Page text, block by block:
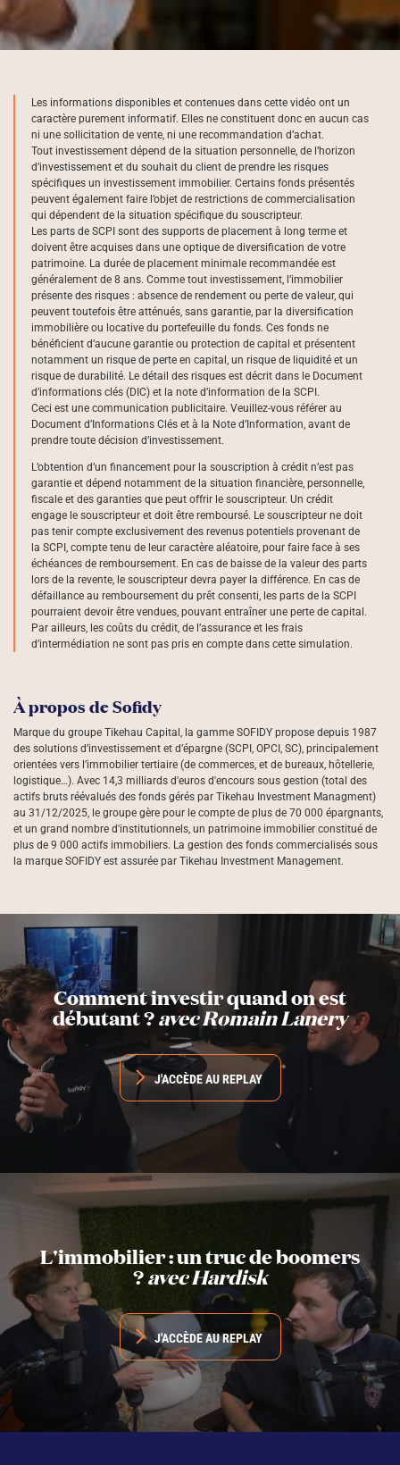
Les informations disponibles et contenues dans cette vidéo ont un
caractère purement informatif. Elles ne constituent donc en aucun cas
ni une sollicitation de vente, ni une recommandation d’achat.
Tout investissement dépend de la situation personnelle, de l’horizon
d’investissement et du souhait du client de prendre les risques
spécifiques un investissement immobilier. Certains fonds présentés
peuvent également faire l’objet de restrictions de commercialisation
qui dépendent de la situation spécifique du souscripteur.
Les parts de SCPI sont des supports de placement à long terme et
doivent être acquises dans une optique de diversification de votre
patrimoine. La durée de placement minimale recommandée est
généralement de 8 ans. Comme tout investissement, l’immobilier
présente des risques : absence de rendement ou perte de valeur, qui
peuvent toutefois être atténués, sans garantie, par la diversification
immobilière ou locative du portefeuille du fonds. Ces fonds ne
bénéficient d’aucune garantie ou protection de capital et présentent
notamment un risque de perte en capital, un risque de liquidité et un
risque de durabilité. Le détail des risques est décrit dans le Document
d’informations clés (DIC) et la note d’information de la SCPI.
Ceci est une communication publicitaire. Veuillez-vous référer au
Document d’Informations Clés et à la Note d’Information, avant de
prendre toute décision d’investissement.
L’obtention d’un financement pour la souscription à crédit n’est pas
garantie et dépend notamment de la situation financière, personnelle,
fiscale et des garanties que peut offrir le souscripteur. Un crédit
engage le souscripteur et doit être remboursé. Le souscripteur ne doit
pas tenir compte exclusivement des revenus potentiels provenant de
la SCPI, compte tenu de leur caractère aléatoire, pour faire face à ses
échéances de remboursement. En cas de baisse de la valeur des parts
lors de la revente, le souscripteur devra payer la différence. En cas de
défaillance au remboursement du prêt consenti, les parts de la SCPI
pourraient devoir être vendues, pouvant entraîner une perte de capital.
Par ailleurs, les coûts du crédit, de l’assurance et les frais
d’intermédiation ne sont pas pris en compte dans cette simulation.
À propos de Sofidy
Marque du groupe Tikehau Capital, la gamme SOFIDY propose depuis 1987
des solutions d’investissement et d’épargne (SCPI, OPCI, SC), principalement
orientées vers l’immobilier tertiaire (de commerces, et de bureaux, hôtellerie,
logistique…). Avec 14,3 milliards d'euros d'encours sous gestion (total des
actifs bruts réévalués des fonds gérés par Tikehau Investment Managment)
au 31/12/2025, le groupe gère pour le compte de plus de 70 000 épargnants,
et un grand nombre d'institutionnels, un patrimoine immobilier constitué de
plus de 9 000 actifs immobiliers. La gestion des fonds commercialisés sous
la marque SOFIDY est assurée par Tikehau Investment Management.
Comment investir quand on est
débutant ?avec Romain Lanery
J'ACCÈDE AU REPLAY
L'immobilier : un truc de boomers
?avec Hardisk
J'ACCÈDE AU REPLAY